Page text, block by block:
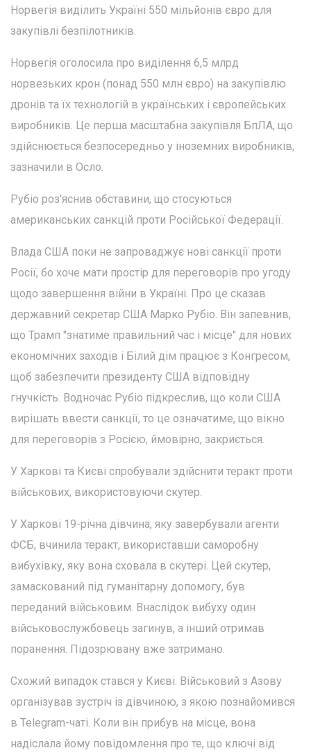
Норвегія виділить Україні 550 мільйонів євро для
закупівлі безпілотників.
Норвегія оголосила про виділення 6,5 млрд
норвезьких крон (понад 550 млн євро) на закупівлю
дронів та їх технологій в українських і європейських
виробників. Це перша масштабна закупівля БпЛА, що
здійснюється безпосередньо у іноземних виробників,
зазначили в Осло.
Рубіо роз'яснив обставини, що стосуються
американських санкцій проти Російської Федерації.
Влада США поки не запроваджує нові санкції проти
Росії, бо хоче мати простір для переговорів про угоду
щодо завершення війни в Україні. Про це сказав
державний секретар США Марко Рубіо. Він запевнив,
що Трамп "знатиме правильний час і місце" для нових
економічних заходів і Білий дім працює з Конгресом,
щоб забезпечити президенту США відповідну
гнучкість. Водночас Рубіо підкреслив, що коли США
вирішать ввести санкції, то це означатиме, що вікно
для переговорів з Росією, ймовірно, закриється.
У Харкові та Києві спробували здійснити теракт проти
військових, використовуючи скутер.
У Харкові 19-річна дівчина, яку завербували агенти
ФСБ, вчинила теракт, використавши саморобну
вибухівку, яку вона сховала в скутері. Цей скутер,
замаскований під гуманітарну допомогу, був
переданий військовим. Внаслідок вибуху один
військовослужбовець загинув, а інший отримав
поранення. Підозрювану вже затримано.
Схожий випадок стався у Києві. Військовий з Азову
організував зустріч із дівчиною, з якою познайомився
в Telegram-чаті. Коли він прибув на місце, вона
надіслала йому повідомлення про те, що ключі від